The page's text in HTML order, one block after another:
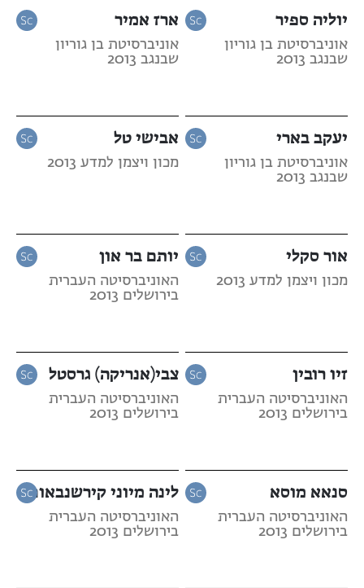
יוליה ספיר
אוניברסיטת בן גוריון
שבנגב 2013
ארז אמיר
אוניברסיטת בן גוריון
שבנגב 2013
יעקב בארי
אוניברסיטת בן גוריון
שבנגב 2013
אבישי טל
מכון ויצמן למדע 2013
אור סקלי
מכון ויצמן למדע 2013
יותם בר און
האוניברסיטה העברית
בירושלים 2013
זיו רובין
האוניברסיטה העברית
בירושלים 2013
צבי(אנריקה) גרסטל
האוניברסיטה העברית
בירושלים 2013
סנאא מוסא
האוניברסיטה העברית
בירושלים 2013
לינה מיוני קירשנבאום
האוניברסיטה העברית
בירושלים 2013